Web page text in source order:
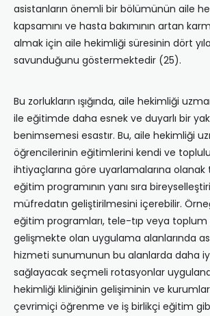
asistanların önemli bir bölümünün aile
kapsamını ve hasta bakımının artan
almak için aile hekimliği süresinin dört yıla
savunduğunu göstermektedir (25).
Bu zorlukların ışığında, aile hekimliği
ile eğitimde daha esnek ve duyarlı bir
benimsemesi esastır. Bu, aile hekimliği
öğrencilerinin eğitimlerini kendi ve
ihtiyaçlarına göre uyarlamalarına olanak
eğitim programının yanı sıra
müfredatın geliştirilmesini içerebilir.
eğitim programları, tele-tıp veya toplum
gelişmekte olan uygulama alanlarında
hizmeti sunumunun bu alanlarda daha iyi
sağlayacak seçmeli rotasyonlar
hekimliği kliniğinin gelişiminin ve kurumlar
çevrimiçi öğrenme ve iş birlikçi eğitim